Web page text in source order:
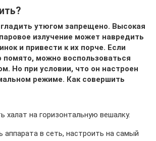
утюгом запрещено. Высокая
излучение может навредить
и привести к их порче. Если
помято, можно воспользоваться
Но при условии, что он настроен
режиме. Как совершить
халат на горизонтальную вешалку.
аппарата в сеть, настроить на самый